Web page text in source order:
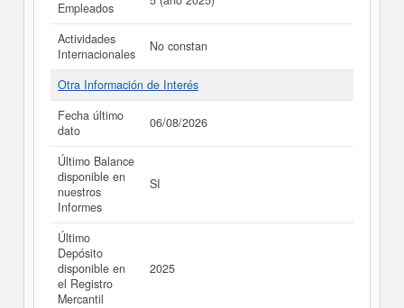
Empleados
Actividades
Internacionales
No constan
Otra Información de Interés
Fecha último
dato
06/08/2026
Último Balance
disponible en
nuestros
Informes
SI
Último
Depósito
disponible en
el Registro
Mercantil
2025